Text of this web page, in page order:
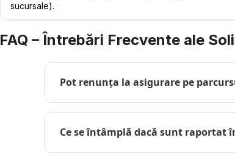
sucursale).
FAQ – Întrebări Frecvente ale
Pot renunța la asigurare pe
Ce se întâmplă dacă sunt raportat